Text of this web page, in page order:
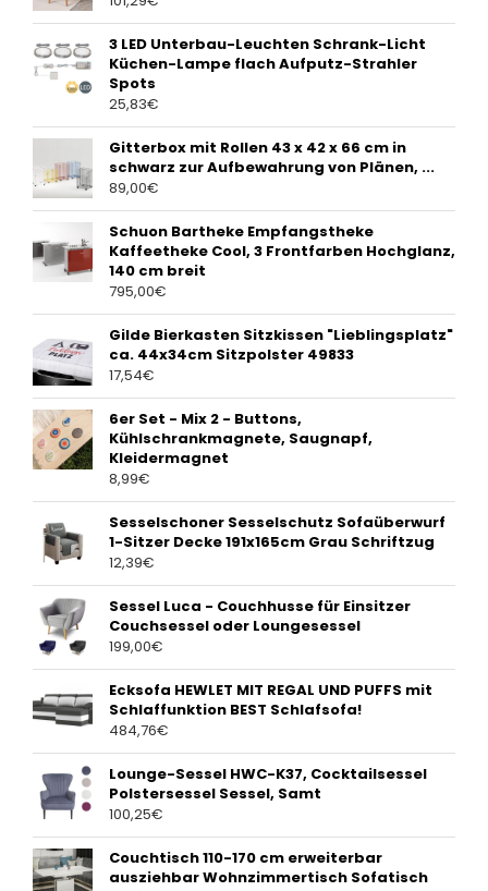
3 LED Unterbau-Leuchten Schrank-Licht
Küchen-Lampe flach Aufputz-Strahler
Spots
25,83€
Gitterbox mit Rollen 43 x 42 x 66 cm in
schwarz zur Aufbewahrung von Plänen, ...
89,00€
Schuon Bartheke Empfangstheke
Kaffeetheke Cool, 3 Frontfarben Hochglanz,
140 cm breit
795,00€
Gilde Bierkasten Sitzkissen "Lieblingsplatz"
ca. 44x34cm Sitzpolster 49833
17,54€
6er Set - Mix 2 - Buttons,
Kühlschrankmagnete, Saugnapf,
Kleidermagnet
8,99€
Sesselschoner Sesselschutz Sofaüberwurf
1-Sitzer Decke 191x165cm Grau Schriftzug
12,39€
Sessel Luca - Couchhusse für Einsitzer
Couchsessel oder Loungesessel
199,00€
Ecksofa HEWLET MIT REGAL UND PUFFS mit
Schlaffunktion BEST Schlafsofa!
484,76€
Lounge-Sessel HWC-K37, Cocktailsessel
Polstersessel Sessel, Samt
100,25€
Couchtisch 110-170 cm erweiterbar
ausziehbar Wohnzimmertisch Sofatisch